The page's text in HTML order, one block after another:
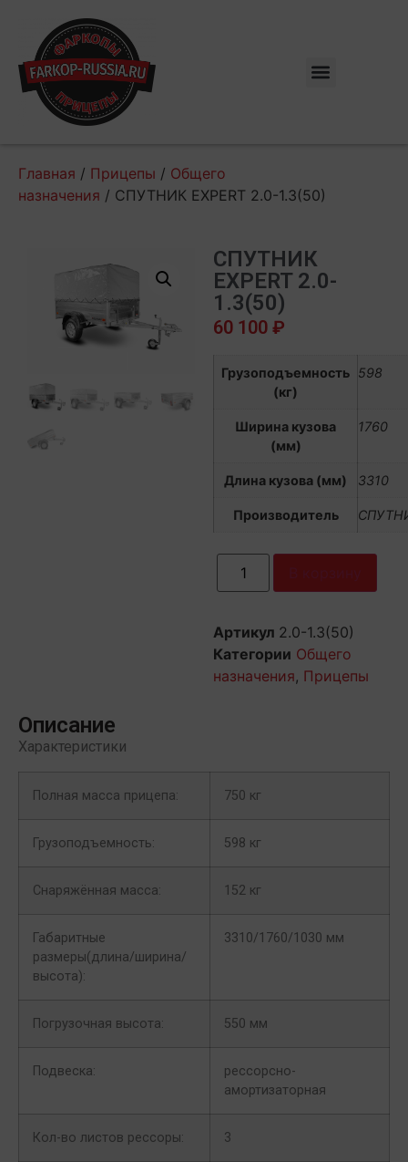
Главная / Прицепы / Общего
назначения / СПУТНИК EXPERT 2.0-1.3(50)
СПУТНИК
EXPERT 2.0-
1.3(50)
60 100 ₽
Грузоподъемность
(кг)
598
Ширина кузова
(мм)
1760
Длина кузова (мм) 3310
Производитель
Артикул 2.0-1.3(50)
Категории Общего
назначения, Прицепы
Описание
Характеристики
Полная масса прицепа: 750 кг
Грузоподъемность: 598 кг
Снаряжённая масса: 152 кг
Габаритные
размеры(длина/ширина/
высота):
3310/1760/1030 мм
Погрузочная высота: 550 мм
Подвеска:
рессорсно-
амортизаторная
Кол-во листов рессоры: 3